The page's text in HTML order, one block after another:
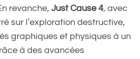
revanche, Just Cause 4, avec
sur l’exploration destructive,
graphiques et physiques à un
à des avancées